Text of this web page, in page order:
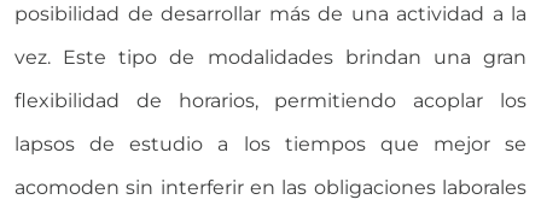
posibilidad de desarrollar más de una actividad a la
vez. Este tipo de modalidades brindan una gran
flexibilidad de horarios, permitiendo acoplar los
lapsos de estudio a los tiempos que mejor se
acomoden sin interferir en las obligaciones laborales